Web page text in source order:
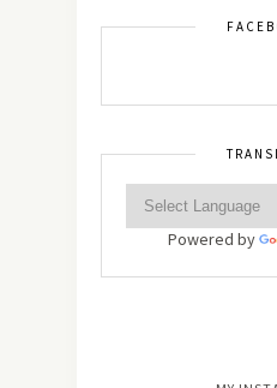
Powered by